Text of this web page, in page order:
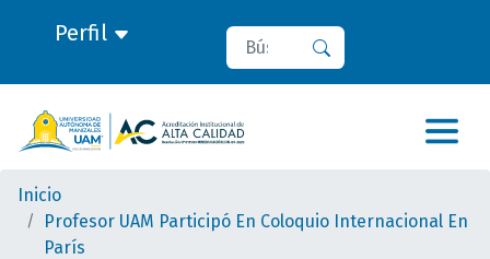
Perfil Buscar
Inicio
Profesor UAM Participó En Coloquio Internacional En
París